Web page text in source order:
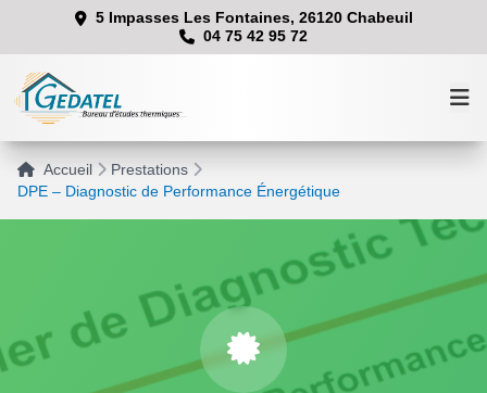
5 Impasses Les Fontaines, 26120 Chabeuil
04 75 42 95 72
Prestations
Accueil
Prestations
DPE – Diagnostic de Performance Énergétique